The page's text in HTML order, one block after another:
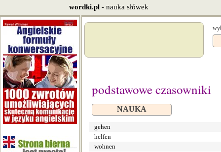
wordki.pl - nauka słówek
podstawowe czasowniki
NAUKA
gehen
helfen
wohnen